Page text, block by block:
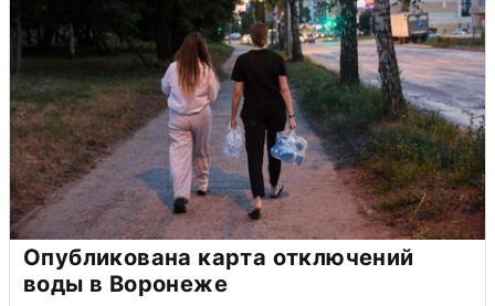
Опубликована карта отключений
воды в Воронеже